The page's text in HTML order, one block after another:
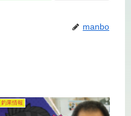
manbo
釣果情報